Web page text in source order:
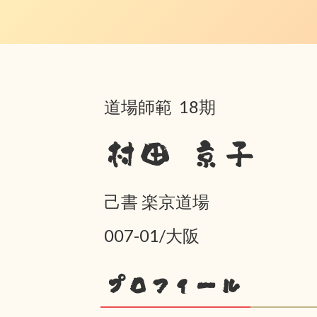
道場師範 18期
村田 京子
己書 楽京道場
007-01/大阪
プロフィール